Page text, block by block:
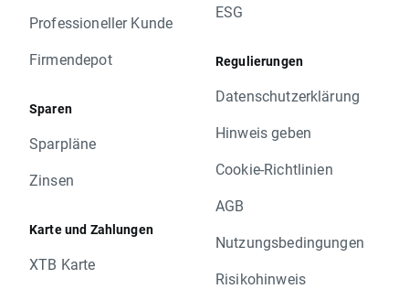
Professioneller Kunde
Firmendepot
Sparen
Sparpläne
Zinsen
Karte und Zahlungen
XTB Karte
ESG
Regulierungen
Datenschutzerklärung
Hinweis geben
Cookie-Richtlinien
AGB
Nutzungsbedingungen
Risikohinweis